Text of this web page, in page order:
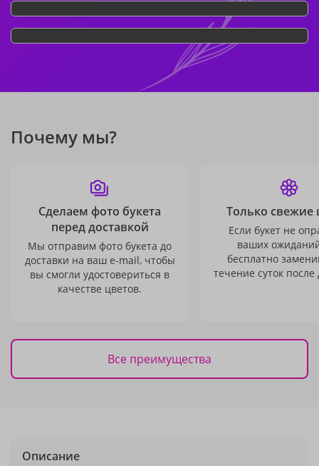
Почему мы?
Сделаем фото букета
перед доставкой
Мы отправим фото букета до
доставки на ваш e-mail, чтобы
вы смогли удостовериться в
качестве цветов.
Только свежие
Если букет не
ваших
бесплатно
течение суток после
Все преимущества
Описание